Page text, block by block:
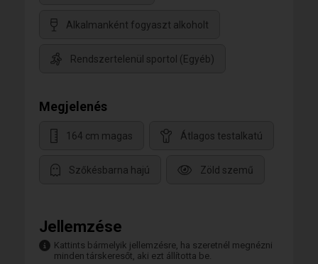
Alkalmanként fogyaszt alkoholt
Rendszertelenül sportol (Egyéb)
Megjelenés
164 cm magas Átlagos testalkatú
Szőkésbarna hajú Zöld szemű
Jellemzése
Kattints bármelyik jellemzésre, ha szeretnél megnézni
minden társkeresőt, aki ezt állította be.